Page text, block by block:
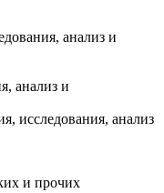
анализ и
анализ и
исследования, анализ
и прочих